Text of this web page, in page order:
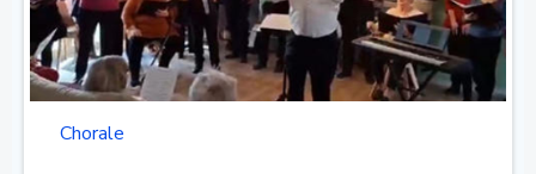
Chorale